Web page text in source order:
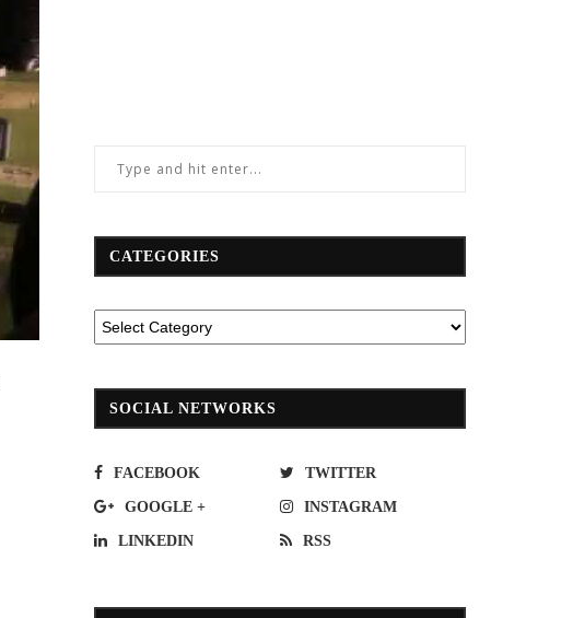
CATEGORIES
SOCIAL NETWORKS
FACEBOOK TWITTER
GOOGLE + INSTAGRAM
LINKEDIN RSS